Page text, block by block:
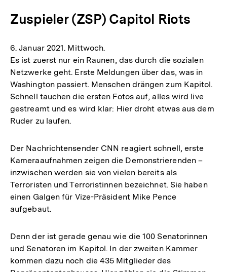
Zuspieler (ZSP) Capitol Riots
6. Januar 2021. Mittwoch.
Es ist zuerst nur ein Raunen, das durch die sozialen
Netzwerke geht. Erste Meldungen über das, was in
Washington passiert. Menschen drängen zum Kapitol.
Schnell tauchen die ersten Fotos auf, alles wird live
gestreamt und es wird klar: Hier droht etwas aus dem
Ruder zu laufen.
Der Nachrichtensender CNN reagiert schnell, erste
Kameraaufnahmen zeigen die Demonstrierenden –
inzwischen werden sie von vielen bereits als
Terroristen und Terroristinnen bezeichnet. Sie haben
einen Galgen für Vize-Präsident Mike Pence
aufgebaut.
Denn der ist gerade genau wie die 100 Senatorinnen
und Senatoren im Kapitol. In der zweiten Kammer
kommen dazu noch die 435 Mitglieder des